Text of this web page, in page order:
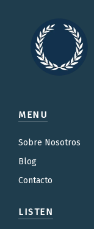
MENU
Sobre Nosotros
Blog
Contacto
LISTEN